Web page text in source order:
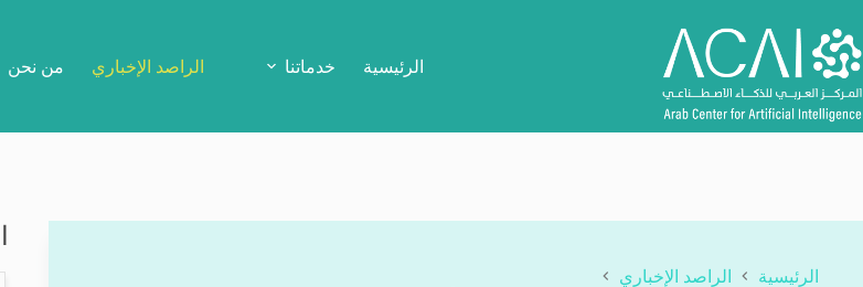
إلى
المحتوى
الرئيسية خدماتنا الراصد الإخباري من نحن
الرئيسية
الراصد الإخباري